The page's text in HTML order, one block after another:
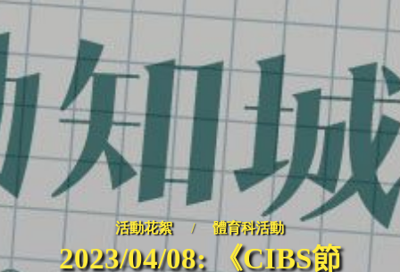
活動花絮 / 體育科活動
2023/04/08: 《CIBS節